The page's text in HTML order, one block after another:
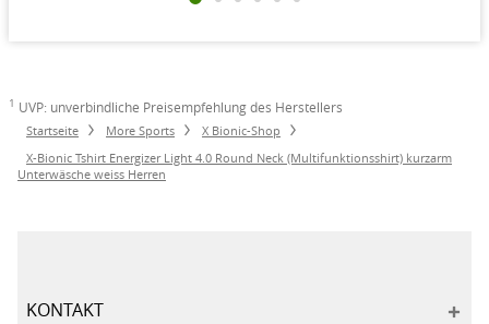
1 UVP: unverbindliche Preisempfehlung des Herstellers
Startseite More Sports
X Bionic-Shop
X-Bionic Tshirt Energizer Light 4.0 Round Neck (Multifunktionsshirt) kurzarm
Unterwäsche weiss Herren
KONTAKT